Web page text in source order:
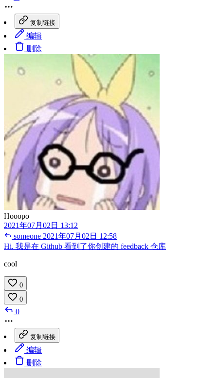
复制链接
编辑
删除
Hooopo
2021年07月02日 13:12
someone 2021年07月02日 12:58
Hi. 我是在 Github 看到了你创建的 feedback 仓库
cool
0
0
0
复制链接
编辑
删除